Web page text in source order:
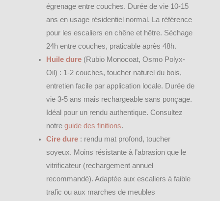
égrenage entre couches. Durée de vie 10-15
ans en usage résidentiel normal. La référence
pour les escaliers en chêne et hêtre. Séchage
24h entre couches, praticable après 48h.
Huile dure(Rubio Monocoat, Osmo Polyx-
Oil) : 1-2 couches, toucher naturel du bois,
entretien facile par application locale. Durée de
vie 3-5 ans mais rechargeable sans ponçage.
Idéal pour un rendu authentique. Consultez
notre guide des finitions.
Cire dure: rendu mat profond, toucher
soyeux. Moins résistante à l’abrasion que le
vitrificateur (rechargement annuel
recommandé). Adaptée aux escaliers à faible
trafic ou aux marches de meubles